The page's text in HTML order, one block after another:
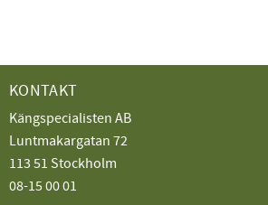
KONTAKT
Kängspecialisten AB
Luntmakargatan 72
113 51 Stockholm
08-15 00 01